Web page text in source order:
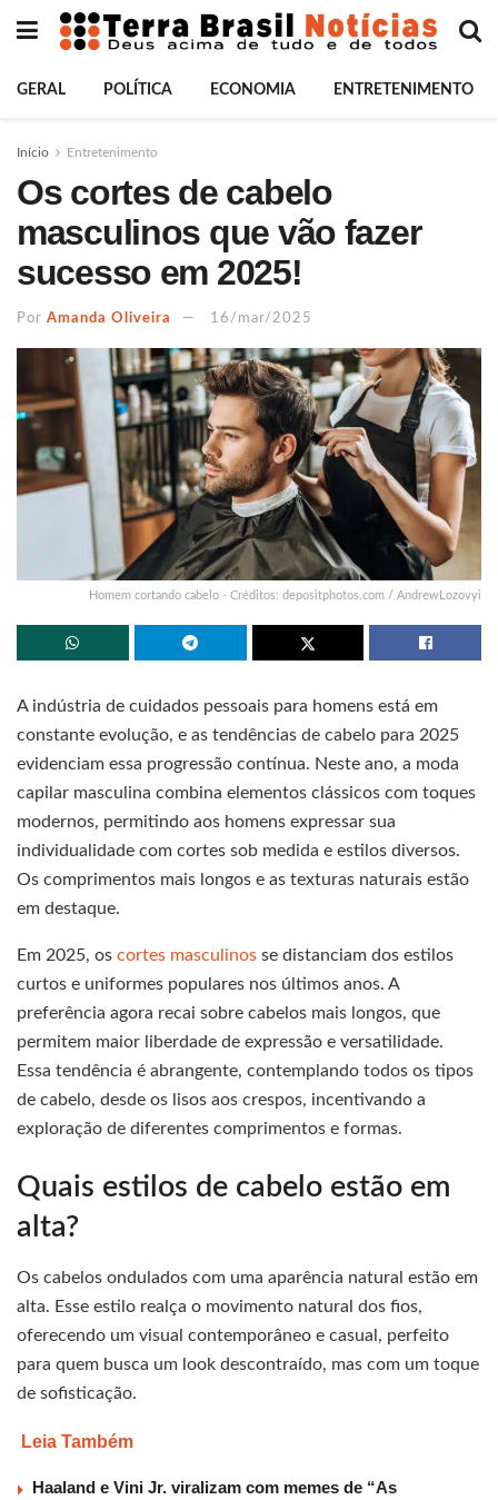
GERAL POLÍTICA ECONOMIA ENTRETENIMENTO
Início Entretenimento
Os cortes de cabelo
masculinos que vão fazer
sucesso em 2025!
Por Amanda Oliveira 16/mar/2025
Homem cortando cabelo - Créditos: depositphotos.com / AndrewLozovyi
A indústria de cuidados pessoais para homens está em
constante evolução, e as tendências de cabelo para 2025
evidenciam essa progressão contínua. Neste ano, a moda
capilar masculina combina elementos clássicos com toques
modernos, permitindo aos homens expressar sua
individualidade com cortes sob medida e estilos diversos.
Os comprimentos mais longos e as texturas naturais estão
em destaque.
Em 2025, os cortes masculinos se distanciam dos estilos
curtos e uniformes populares nos últimos anos. A
preferência agora recai sobre cabelos mais longos, que
permitem maior liberdade de expressão e versatilidade.
Essa tendência é abrangente, contemplando todos os tipos
de cabelo, desde os lisos aos crespos, incentivando a
exploração de diferentes comprimentos e formas.
Quais estilos de cabelo estão em
alta?
Os cabelos ondulados com uma aparência natural estão em
alta. Esse estilo realça o movimento natural dos fios,
oferecendo um visual contemporâneo e casual, perfeito
para quem busca um look descontraído, mas com um toque
de sofisticação.
Leia Também
Haaland e Vini Jr. viralizam com memes de “As